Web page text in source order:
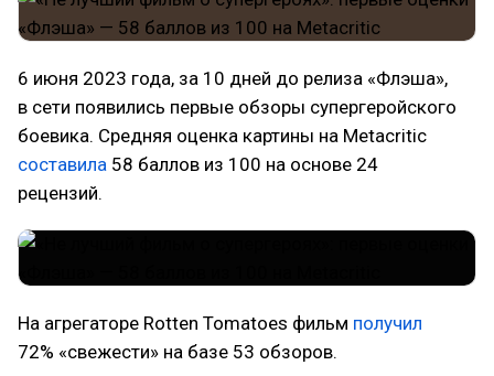
6 июня 2023 года, за 10 дней до релиза «Флэша»,
в сети появились первые обзоры супергеройского
боевика. Средняя оценка картины на Metacritic
составила 58 баллов из 100 на основе 24
рецензий.
На агрегаторе Rotten Tomatoes фильм получил
72% «свежести» на базе 53 обзоров.